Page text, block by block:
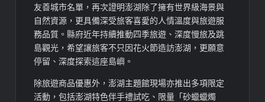
友善城市名單，再次證明澎湖除了擁有世界級海景與
自然資源，更具備深受旅客喜愛的人情溫度與旅遊服
務品質。縣府近年持續推動四季旅遊、深度慢旅及跳
島觀光，希望讓旅客不只因花火節造訪澎湖，更願意
停留、深度探索這座島嶼。
除旅遊商品優惠外，澎湖主題館現場亦推出多項限定
活動，包括澎湖特色伴手禮試吃、限量「砂蠟蠟燭